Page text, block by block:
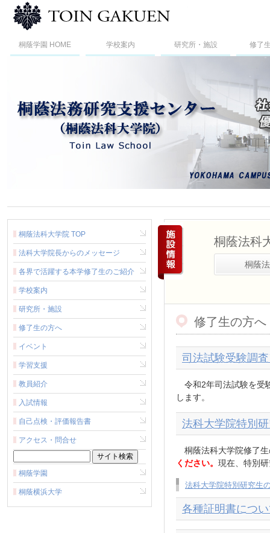
桐蔭学園 HOME 学校案内 研究所・施設 修了
桐蔭法科
桐蔭
修了生の方へ
司法試験受験調
令和2年司法試験を受
します。
法科大学院特別
桐蔭法科大学院修了生
ください。 現在、特別
法科大学院特別研究生
各種証明書につ
桐蔭法科大学院 TOP
法科大学院長からのメッセージ
各界で活躍する本学修了生のご紹介
学校案内
研究所・施設
修了生の方へ
イベント
学習支援
教員紹介
入試情報
自己点検・評価報告書
アクセス・問合せ
桐蔭学園
桐蔭横浜大学